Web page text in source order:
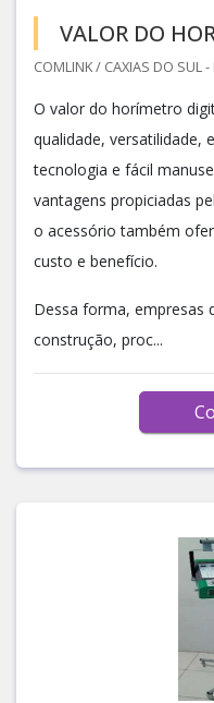
VALOR DO
COMLINK / CAXIAS DO SUL -
O valor do horímetro
qualidade, versatilidade,
tecnologia e fácil
vantagens propiciadas
o acessório também
custo e benefício.
Dessa forma, empresas
construção, proc...